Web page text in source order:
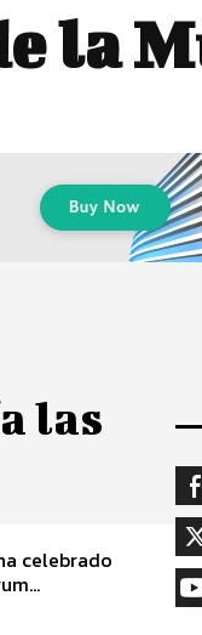
la
las
celebrado